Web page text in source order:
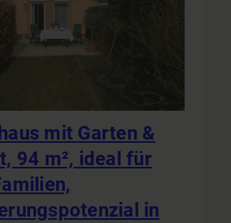
mit Garten &
94 m², ideal für
in